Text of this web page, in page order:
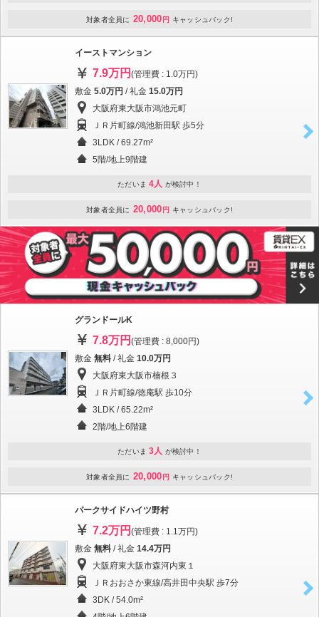
対象者全員に 20,000 円 キャッシュバック!
イーストマンション
7.9万円 (管理費 : 1.0万円)
敷金 5.0万円 / 礼金 15.0万円
大阪府東大阪市鴻池元町
ＪＲ片町線/鴻池新田駅 歩5分
3LDK / 69.27m²
5階/地上9階建
ただいま 4人 が検討中！
対象者全員に 20,000 円 キャッシュバック!
グランドールK
7.8万円 (管理費 : 8,000円)
敷金 無料 / 礼金 10.0万円
大阪府東大阪市楠根３
ＪＲ片町線/徳庵駅 歩10分
3LDK / 65.22m²
2階/地上6階建
ただいま 3人 が検討中！
対象者全員に 20,000 円 キャッシュバック!
パークサイドハイツ野村
7.2万円 (管理費 : 1.1万円)
敷金 無料 / 礼金 14.4万円
大阪府東大阪市森河内東１
ＪＲおおさか東線/高井田中央駅 歩7分
3DK / 54.0m²